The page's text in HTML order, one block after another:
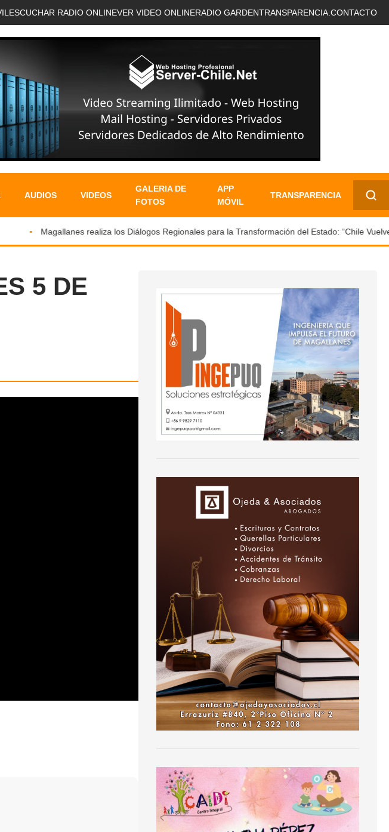
ESCUCHAR RADIO ONLINEVER VIDEO ONLINERADIO GARDENTRANSPARENCIA. CONTACTO
AUDIOS VIDEOS
GALERIA DE
FOTOS
APP
MÓVIL
TRANSPARENCIA
✕
Magallanes realiza los Diálogos Regionales para la Transformación del Estado: “Chile Vuelve a
5 DE